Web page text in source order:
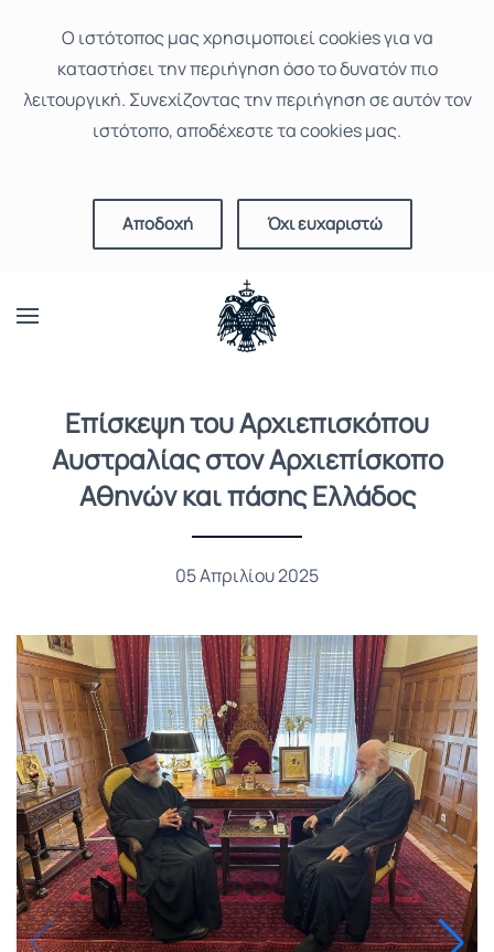
Ο ιστότοπoς μας χρησιμοποιεί cookies για να
καταστήσει την περιήγηση όσο το δυνατόν πιο
λειτουργική. Συνεχίζοντας την περιήγηση σε αυτόν τον
ιστότοπο, αποδέχεστε τα cookies μας.
Αποδοχή Όχι ευχαριστώ
Επίσκεψη του Αρχιεπισκόπου
Αυστραλίας στον Αρχιεπίσκοπο
Αθηνών και πάσης Ελλάδος
05 Απριλίου 2025